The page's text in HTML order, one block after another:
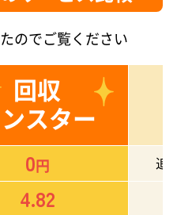
のでご覧ください
回収
スター
0円
追
4.82